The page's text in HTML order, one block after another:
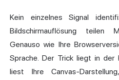
Kein einzelnes Signal
Bildschirmauflösung teilen
Genauso wie Ihre
Sprache. Der Trick liegt in der
liest Ihre Canvas-